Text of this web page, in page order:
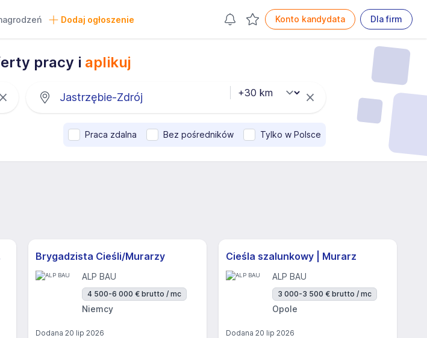
Dodaj ogłoszenie Konto kandydata Dla firm
pracy i aplikuj
Praca zdalna Bez pośredników Tylko w Polsce
Brygadzista Cieśli/Murarzy
ALP BAU
4 500-6 000 € brutto / mc
Niemcy
Dodana 20 lip 2026
Cieśla szalunkowy | Murarz
ALP BAU
3 000-3 500 € brutto / mc
Opole
Dodana 20 lip 2026